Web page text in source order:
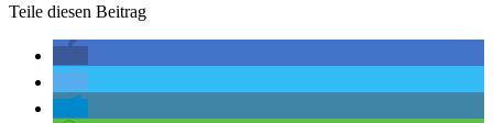
Teile diesen Beitrag